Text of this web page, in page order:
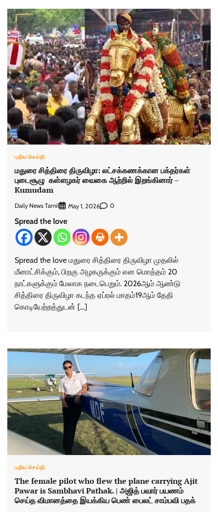
புதிய செய்தி
மதுரை சித்திரை திருவிழா: லட்சக்கணக்கான பக்தர்கள்
புடைசூழு கள்ளழகர் வைகை ஆற்றில் இறங்கினார் –
Kumudam
Daily News Tamil May 1, 2026 0
Spread the love
Spread the love மதுரை சித்திரை திருவிழா முதலில்
மீனாட்சிக்கும், பிறகு அழகருக்கும் என மொத்தம் 20
நாட்களுக்கும் மேலாக நடைபெறும். 2026ஆம் ஆண்டு
சித்திரை திருவிழா கடந்த ஏப்ரல் மாதம்19ஆம் தேதி
கொடியேற்றத்துடன் […]
புதிய செய்தி
The female pilot who flew the plane carrying Ajit
Pawar is Sambhavi Pathak. | அஜித் பவார் பயணம்
செய்த விமானத்தை இயக்கிய பெண் பைலட் சாம்பவி பதக்